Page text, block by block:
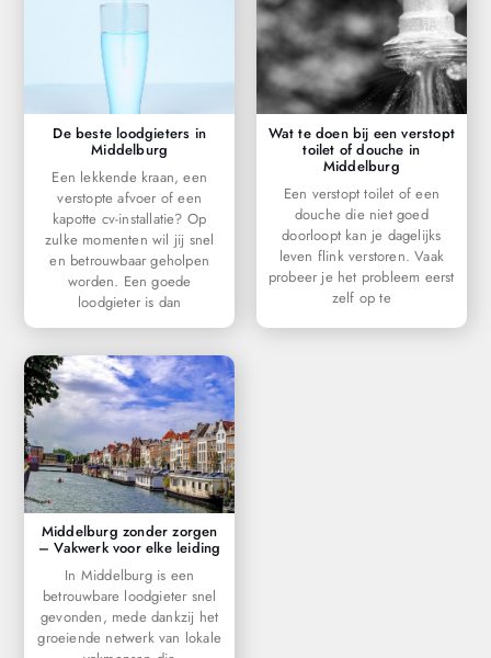
De beste loodgieters in
Middelburg
Een lekkende kraan, een
verstopte afvoer of een
kapotte cv-installatie? Op
zulke momenten wil jij snel
en betrouwbaar geholpen
worden. Een goede
loodgieter is dan
Wat te doen bij een verstopt
toilet of douche in
Middelburg
Een verstopt toilet of een
douche die niet goed
doorloopt kan je dagelijks
leven flink verstoren. Vaak
probeer je het probleem eerst
zelf op te
Middelburg zonder zorgen
– Vakwerk voor elke leiding
In Middelburg is een
betrouwbare loodgieter snel
gevonden, mede dankzij het
groeiende netwerk van lokale